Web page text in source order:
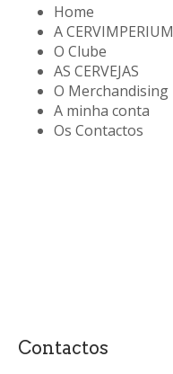
Home
A CERVIMPERIUM
O Clube
AS CERVEJAS
O Merchandising
A minha conta
Os Contactos
Contactos